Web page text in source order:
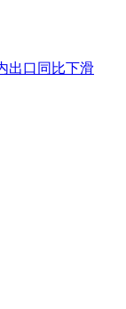
出口同比下滑